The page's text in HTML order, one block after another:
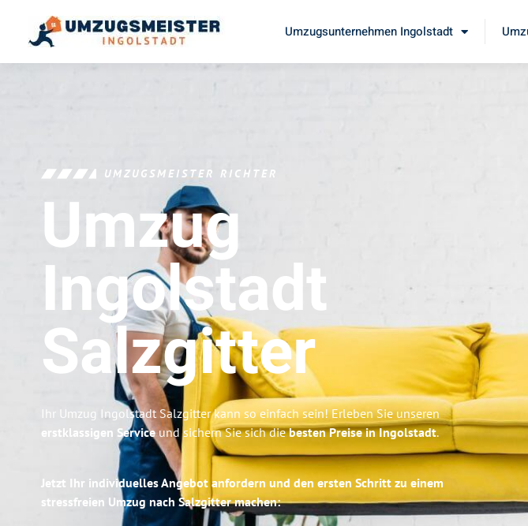
Umzugsunternehmen Ingolstadt
UMZUGSMEISTER RICHTER
Umzug
Ingolstadt
Salzgitter
Ihr Umzug Ingolstadt Salzgitter kann so einfach sein! Erleben Sie unseren
erstklassigen Serviceund sichern Sie sich diebesten Preise in Ingolstadt.
Jetzt Ihr individuelles Angebot anfordern und den ersten Schritt zu einem
stressfreien Umzug nach Salzgitter machen: